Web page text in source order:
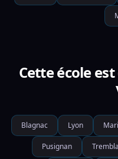
Cette école
Blagnac Lyon
Pusignan